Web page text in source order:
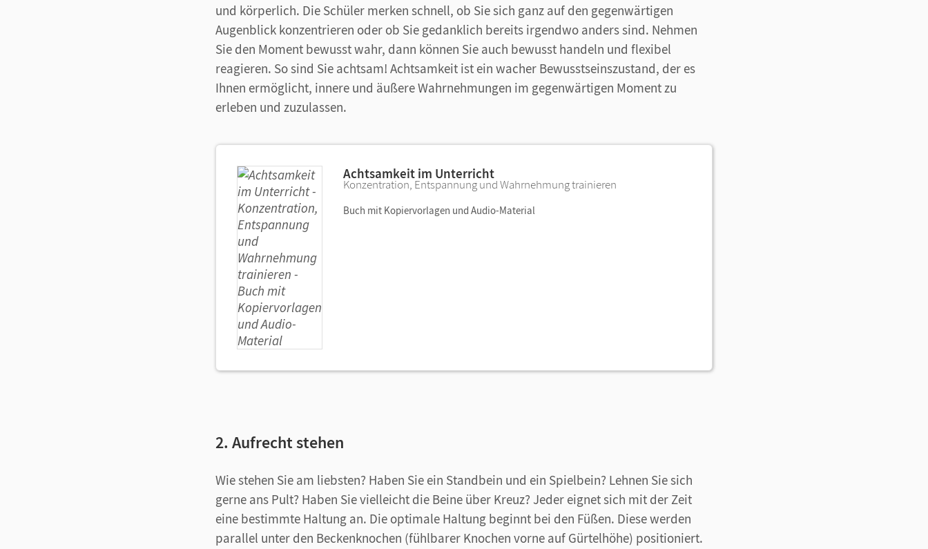
und körperlich. Die Schüler merken schnell, ob Sie sich ganz auf den gegenwärtigen
Augenblick konzentrieren oder ob Sie gedanklich bereits irgendwo anders sind. Nehmen
Sie den Moment bewusst wahr, dann können Sie auch bewusst handeln und flexibel
reagieren. So sind Sie achtsam! Achtsamkeit ist ein wacher Bewusstseinszustand, der es
Ihnen ermöglicht, innere und äußere Wahrnehmungen im gegenwärtigen Moment zu
erleben und zuzulassen.
Achtsamkeit im Unterricht
Konzentration, Entspannung und Wahrnehmung trainieren
Buch mit Kopiervorlagen und Audio-Material
2. Aufrecht stehen
Wie stehen Sie am liebsten? Haben Sie ein Standbein und ein Spielbein? Lehnen Sie sich
gerne ans Pult? Haben Sie vielleicht die Beine über Kreuz? Jeder eignet sich mit der Zeit
eine bestimmte Haltung an. Die optimale Haltung beginnt bei den Füßen. Diese werden
parallel unter den Beckenknochen (fühlbarer Knochen vorne auf Gürtelhöhe) positioniert.